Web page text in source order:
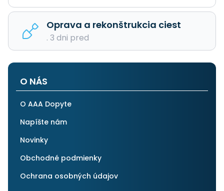
Oprava a rekonštrukcia ciest
. 3 dni pred
O NÁS
O AAA Dopyte
Napíšte nám
Novinky
Obchodné podmienky
Ochrana osobných údajov